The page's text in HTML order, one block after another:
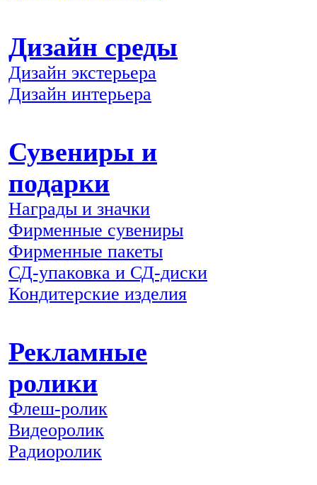
Дизайн среды
Дизайн экстерьера
Дизайн интерьера
Сувениры и
подарки
Награды и значки
Фирменные сувениры
Фирменные пакеты
СД-упаковка и СД-диски
Кондитерские изделия
Рекламные
ролики
Флеш-ролик
Видеоролик
Радиоролик